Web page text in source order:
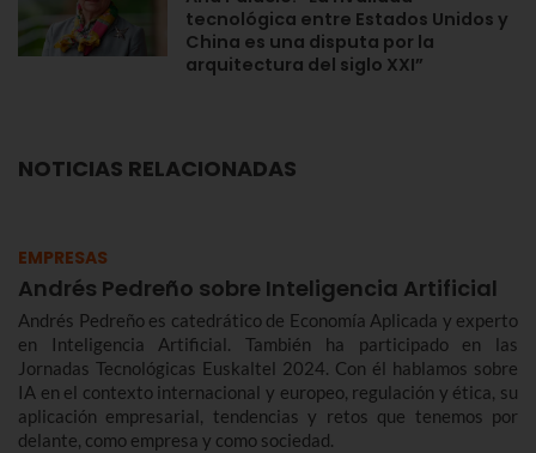
tecnológica entre Estados Unidos y
China es una disputa por la
arquitectura del siglo XXI”
NOTICIAS RELACIONADAS
EMPRESAS
Andrés Pedreño sobre Inteligencia Artificial
Andrés Pedreño es catedrático de Economía Aplicada y experto
en Inteligencia Artificial. También ha participado en las
Jornadas Tecnológicas Euskaltel 2024. Con él hablamos sobre
IA en el contexto internacional y europeo, regulación y ética, su
aplicación empresarial, tendencias y retos que tenemos por
delante, como empresa y como sociedad.